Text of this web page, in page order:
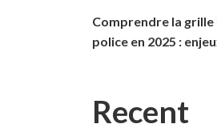
Comprendre la grille
police en 2025 :
Recent